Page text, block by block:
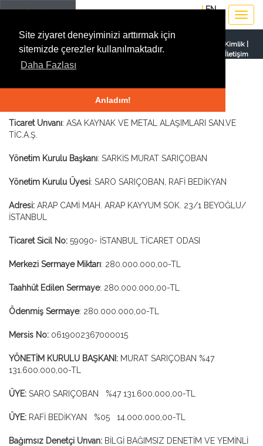
Site ziyaret deneyiminizi arttırmak için
sitemizde çerezler kullanılmaktadır.
Daha Fazlası
Anladım!
Ana Sayfa Kurumsal Kimlik
İletişim
EN
Toggle
Kurumsal Kimlik
Ticaret Unvanı: ASA KAYNAK VE METAL ALAŞIMLARI SAN.VE
TİC.A.Ş.
Yönetim Kurulu Başkanı: SARKİS MURAT SARIÇOBAN
Yönetim Kurulu Üyesi: SARO SARIÇOBAN, RAFİ BEDİKYAN
Adresi: ARAP CAMİ MAH. ARAP KAYYUM SOK. 23/1 BEYOĞLU/
İSTANBUL
Ticaret Sicil No: 59090- İSTANBUL TİCARET ODASI
Merkezi Sermaye Miktarı: 280.000.000,00-TL
Taahhüt Edilen Sermaye: 280.000.000,00-TL
Ödenmiş Sermaye: 280.000.000,00-TL
Mersis No: 0619002367000015
YÖNETİM KURULU BAŞKANI: MURAT SARIÇOBAN %47
131.600.000,00-TL
ÜYE: SARO SARIÇOBAN %47 131.600.000,00-TL
ÜYE: RAFİ BEDİKYAN %05 14.000.000,00-TL
Bağımsız Denetçi Unvan: BİLGİ BAĞIMSIZ DENETİM VE YEMİNLİ